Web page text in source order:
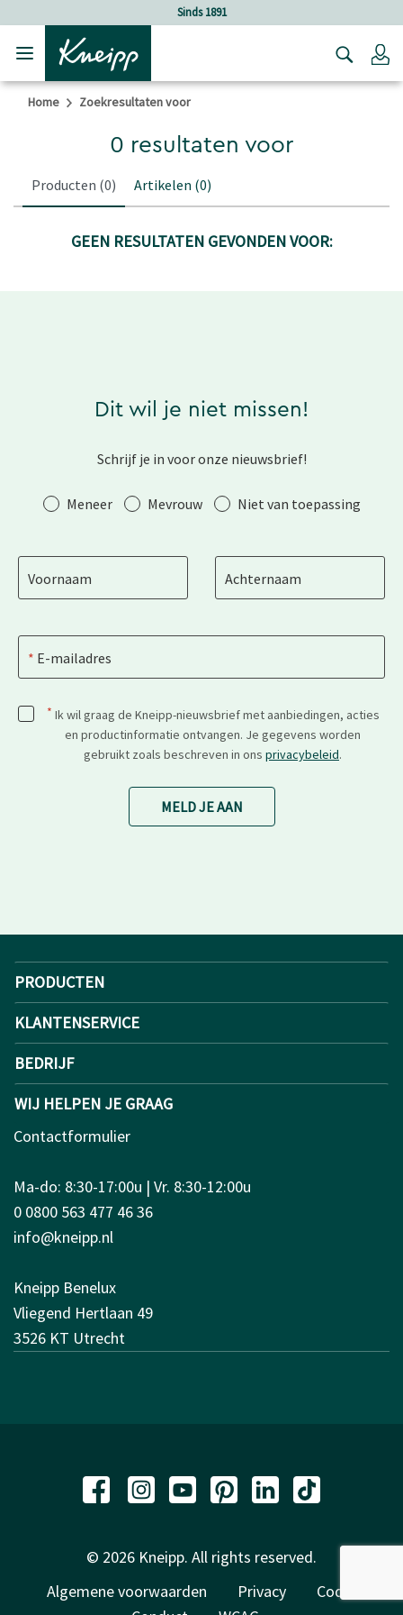
Verder gaan naar hoofdinhoud.Sinds 1891
Home Zoekresultaten voor
0 resultaten voor
Producten (0) Artikelen (0)
GEEN RESULTATEN GEVONDEN VOOR:
Dit wil je niet missen!
Schrijf je in voor onze nieuwsbrief!
AanhefMeneer Mevrouw Niet van toepassing
Voornaam Achternaam
E-mailadres
* Ik wil graag de Kneipp-nieuwsbrief met aanbiedingen, acties
en productinformatie ontvangen. Je gegevens worden
gebruikt zoals beschreven in ons privacybeleid.
MELD JE AAN
PRODUCTEN
KLANTENSERVICE
BEDRIJF
WIJ HELPEN JE GRAAG
Contactformulier
Ma-do: 8:30-17:00u | Vr. 8:30-12:00u
0 0800 563 477 46 36
info@kneipp.nl
Kneipp Benelux
Vliegend Hertlaan 49
3526 KT Utrecht
© 2026 Kneipp. All rights reserved.
Algemene voorwaarden
Privacy
Code of